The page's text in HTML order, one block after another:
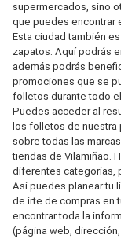
supermercados, sino
que puedes encontrar
Esta ciudad también
zapatos. Aquí podrás
además podrás
promociones que se
folletos durante todo
Puedes acceder al
los folletos de
sobre todas las
tiendas de Vilamiñao.
diferentes categorías,
Así puedes planear tu
de irte de compras en
encontrar toda la
(página web,